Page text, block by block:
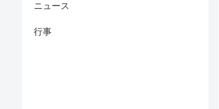
ニュース
行事